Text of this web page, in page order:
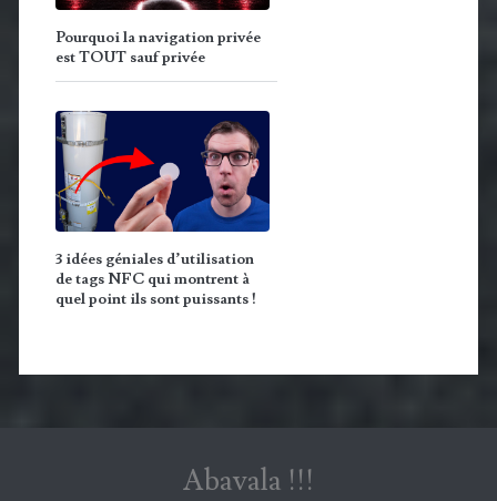
Pourquoi la navigation privée
est TOUT sauf privée
3 idées géniales d’utilisation
de tags NFC qui montrent à
quel point ils sont puissants !
Abavala !!!